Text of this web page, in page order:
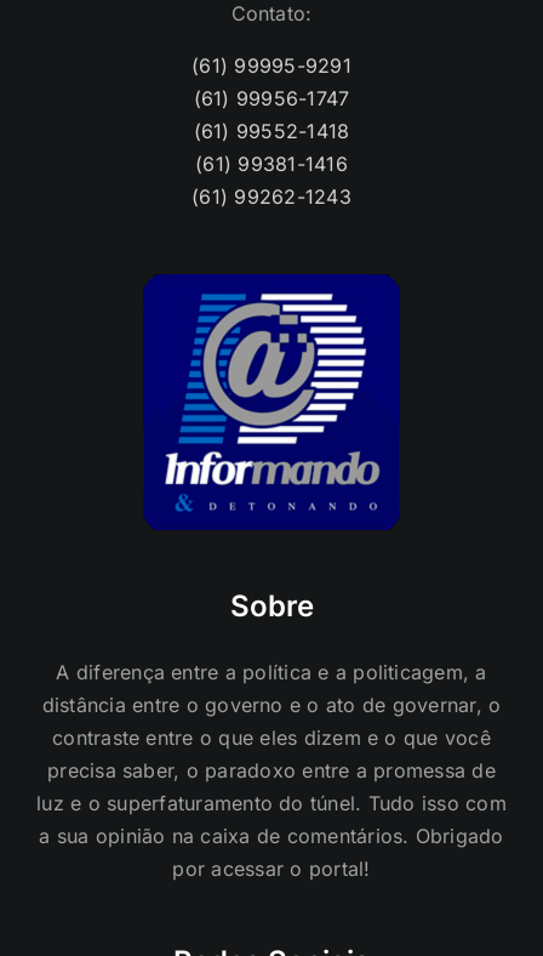
Contato:
(61) 99995-9291
(61) 99956-1747
(61) 99552-1418
(61) 99381-1416
(61) 99262-1243
Sobre
A diferença entre a política e a politicagem, a
distância entre o governo e o ato de governar, o
contraste entre o que eles dizem e o que você
precisa saber, o paradoxo entre a promessa de
luz e o superfaturamento do túnel. Tudo isso com
a sua opinião na caixa de comentários. Obrigado
por acessar o portal!